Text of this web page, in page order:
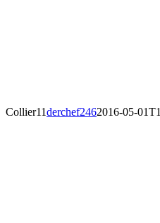
Collier11derchef2462016-05-